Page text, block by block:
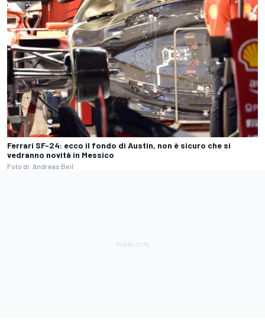
Ferrari SF-24: ecco il fondo di Austin, non è sicuro che si
vedranno novità in Messico
Foto di: Andreas Beil